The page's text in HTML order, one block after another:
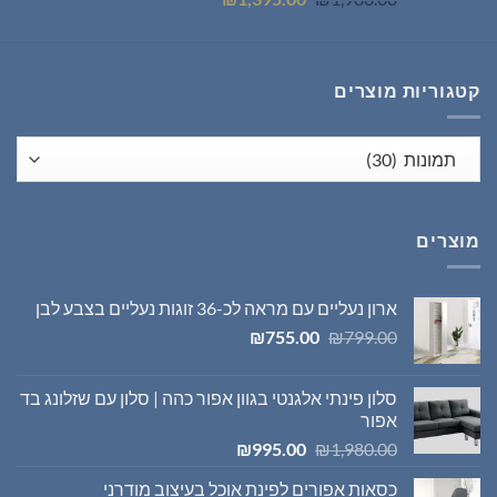
קטגוריות מוצרים
מוצרים
ארון נעליים עם מראה לכ-36 זוגות נעליים בצבע לבן
₪799.00
המחיר
₪799.00.
₪755.00
המחיר
₪755.00.
סלון פינתי אלגנטי בגוון אפור כהה | סלון עם שזלונג בד
אפור
₪1,980.00
המחיר ₪995.00
המחיר
כסאות אפורים לפינת אוכל בעיצוב מודרני